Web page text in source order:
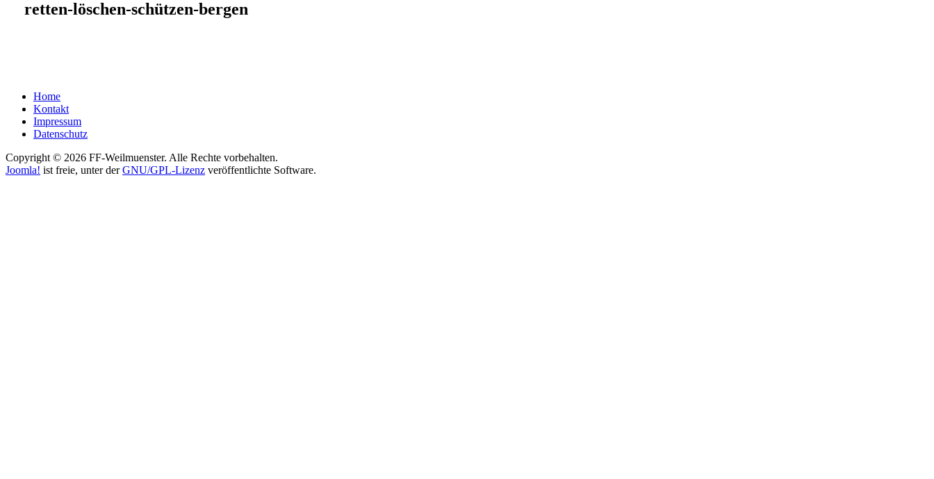
retten-löschen-schützen-bergen
Home
Kontakt
Impressum
Datenschutz
Copyright © 2026 FF-Weilmuenster. Alle Rechte vorbehalten.
Joomla! ist freie, unter derGNU/GPL-Lizenz veröffentlichte Software.